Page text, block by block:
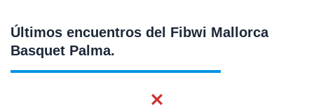
Últimos encuentros del Fibwi Mallorca
Basquet Palma.